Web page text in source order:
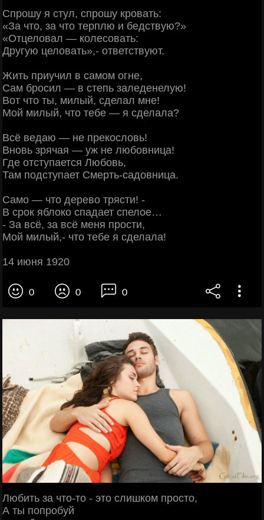
Спрошу я стул, спрошу кровать:
«За что, за что терплю и бедствую?»
«Отцеловал — колесовать:
Другую целовать»,- ответствуют.
Жить приучил в самом огне,
Сам бросил — в степь заледенелую!
Вот что ты, милый, сделал мне!
Мой милый, что тебе — я сделала?
Всё ведаю — не прекословь!
Вновь зрячая — уж не любовница!
Где отступается Любовь,
Там подступает Смерть-садовница.
Самo — что дерево трясти! -
В срок яблоко спадает спелое…
- За всё, за всё меня прости,
Мой милый,- что тебе я сделала!
14 июня 1920
0 0 0
Любить за что-то - это слишком просто,
А ты попробуй